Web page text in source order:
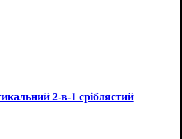
2-в-1 сріблястий